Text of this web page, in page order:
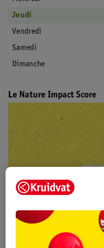
Jeudi
Vendredi
Samedi
Dimanche
Le Nature Impact Score